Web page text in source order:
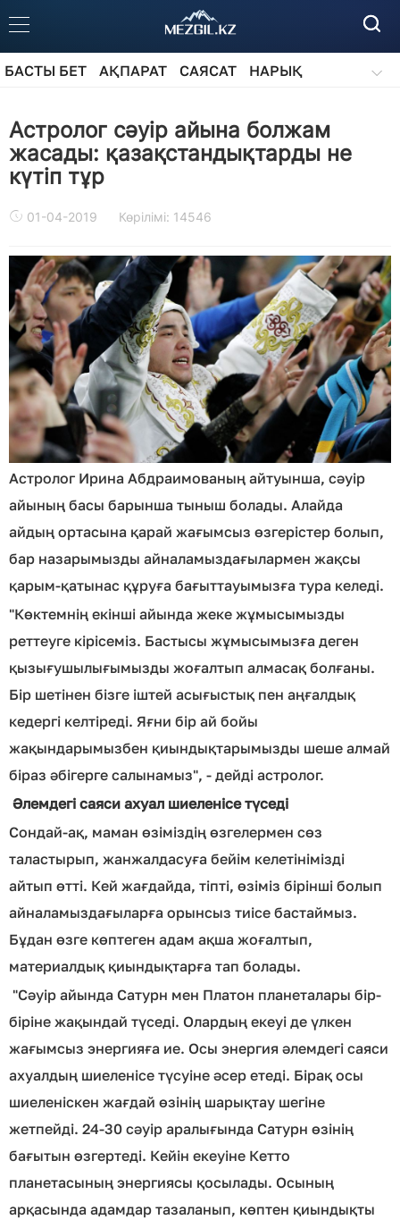
БАСТЫ БЕТ АҚПАРАТ САЯСАТ
НАРЫҚ
Астролог сәуір айына болжам
жасады: қазақстандықтарды не
күтіп тұр
01-04-2019 Көрілімі: 14546
Астролог Ирина Абдраимованың айтуынша, сәуір
айының басы барынша тыныш болады. Алайда
айдың ортасына қарай жағымсыз өзгерістер болып,
бар назарымызды айналамыздағылармен жақсы
қарым-қатынас құруға бағыттауымызға тура келеді.
"Көктемнің екінші айында жеке жұмысымызды
реттеуге кірісеміз. Бастысы жұмысымызға деген
қызығушылығымызды жоғалтып алмасақ болғаны.
Бір шетінен бізге іштей асығыстық пен аңғалдық
кедергі келтіреді. Яғни бір ай бойы
жақындарымызбен қиындықтарымызды шеше алмай
біраз әбігерге салынамыз", - дейді астролог.
Әлемдегі саяси ахуал шиеленісе түседі
Сондай-ақ, маман өзіміздің өзгелермен сөз
таластырып, жанжалдасуға бейім келетінімізді
айтып өтті. Кей жағдайда, тіпті, өзіміз бірінші болып
айналамыздағыларға орынсыз тиісе бастаймыз.
Бұдан өзге көптеген адам ақша жоғалтып,
материалдық қиындықтарға тап болады.
"Сәуір айында Сатурн мен Платон планеталары бір-
біріне жақындай түседі. Олардың екеуі де үлкен
жағымсыз энергияға ие. Осы энергия әлемдегі саяси
ахуалдың шиеленісе түсуіне әсер етеді. Бірақ осы
шиеленіскен жағдай өзінің шарықтау шегіне
жетпейді. 24-30 сәуір аралығында Сатурн өзінің
бағытын өзгертеді. Кейін екеуіне Кетто
планетасының энергиясы қосылады. Осының
арқасында адамдар тазаланып, көптен қиындықты